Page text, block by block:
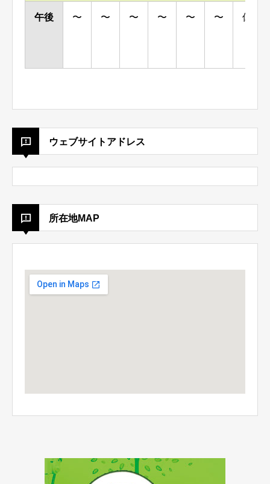
午後 〜 〜 〜 〜 〜 〜 休診
ウェブサイトアドレス
所在地MAP